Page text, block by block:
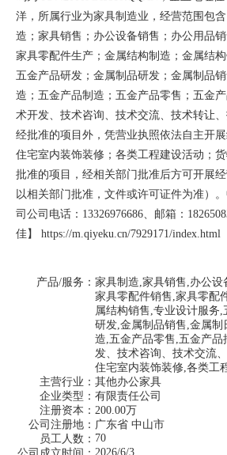
洋，所属行业为家具制造业，经营范围包
造；家具销售；办公设备销售；办公用品
家具零配件生产；金属结构制造；金属结
五金产品研发；金属制品研发；金属制品
造；五金产品制造；五金产品零售；五金
术开发、技术咨询、技术交流、技术转让
经批准的项目外，凭营业执照依法自主开
住宅室内装饰装修；各类工程建设活动；
批准的项目，经相关部门批准后方可开展
以相关部门批准，文件或许可证件为准）
司公司电话：13326976686、邮箱：
佳】 https://m.qiyeku.cn/7929171/index.html
产品/服务： 家具制造,家具销售,办公设
家具零配件销售,家具零配
属结构销售,专业设计服务
研发,金属制品销售,金属制
造,五金产品零售,五金产
发、技术咨询、技术交流
住宅室内装饰装修,各类工
主营行业： 其他办公家具
企业类型： 有限责任公司
注册资本： 200.00万
公司注册地： 广东省 中山市
员工人数： 70
2026/6/3